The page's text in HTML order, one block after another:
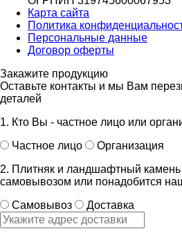
Карта сайта
Политика
Персональные данные
Договор оферты
Закажите продукцию
Оставьте контакты и мы Вам
деталей
1. Кто Вы - частное лицо или
Частное лицо
Организация
2. Плитняк и ландшафтный камень
самовывозом или понадобится
Самовывоз
Доставка